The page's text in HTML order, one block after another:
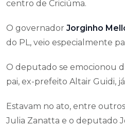
centro de Criciúma.
O governador Jorginho
do PL, veio especialmente
O deputado se emocionou
pai, ex-prefeito Altair Guidi,
Estavam no ato, entre
Julia Zanatta e o deputado